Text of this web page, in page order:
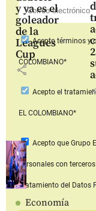
y ya es el
goleador
de la
Leagues
Cup
share
Economía
Aceptotérminos y
COLOMBIANO*
Acepto el
EL COLOMBIANO*
Acepto que Grupo
personales con
Tratamiento del Datos